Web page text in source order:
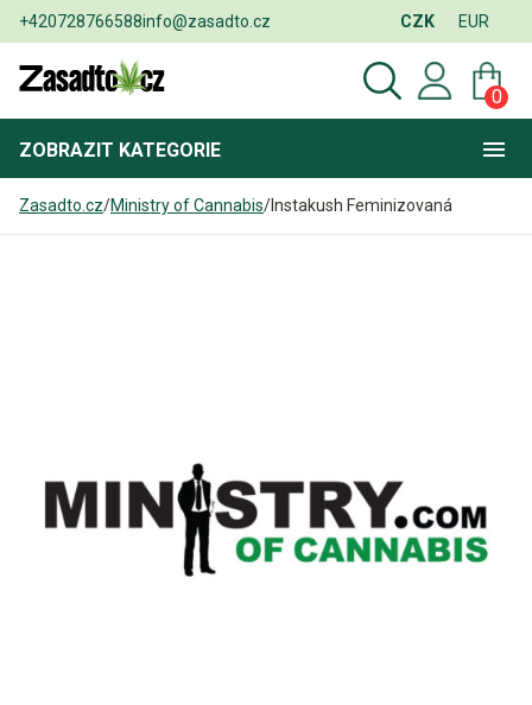
+420728766588info@zasadto.cz CZK EUR
0
ZOBRAZIT KATEGORIE
Zasadto.cz/Ministry of Cannabis/Instakush Feminizovaná